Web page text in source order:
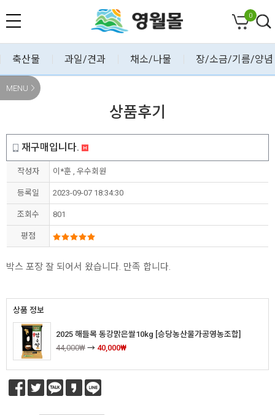
0
축산물 과일/견과 채소/나물 장/소금/기름/양념
MENU
상품후기
재구매입니다.
작성자 이*훈 , 우수회원
등록일 2023-09-07 18:34:30
조회수 801
평점
박스 포장 잘 되어서 왔습니다. 만족 합니다.
상품 정보
2025 해들목 동강맑은쌀10kg [승당농산물가공영농조합]
44,000₩ → 40,000₩